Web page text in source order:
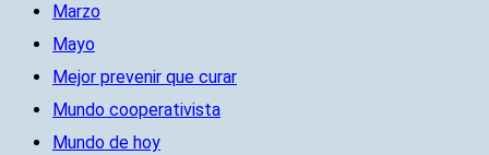
Marzo
Mayo
Mejor prevenir que curar
Mundo cooperativista
Mundo de hoy